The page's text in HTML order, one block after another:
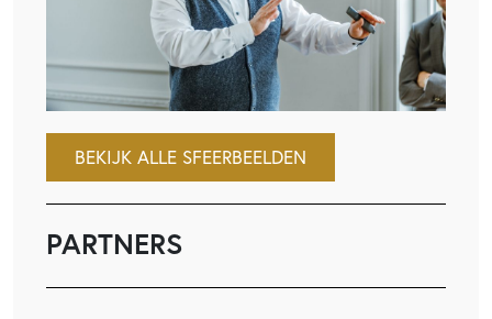
BEKIJK ALLE SFEERBEELDEN
PARTNERS